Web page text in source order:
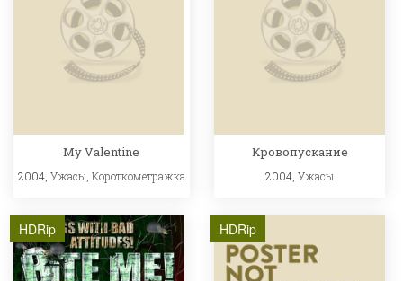
My Valentine
2004, Ужасы Короткометражка
Кровопускание
2004,Ужасы
HDRip HDRip